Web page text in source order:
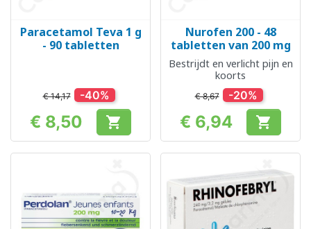
Paracetamol Teva 1 g
- 90 tabletten
€ 14,17 -40%
Prijs
€ 8,50 
Nurofen 200 - 48
tabletten van 200 mg
Bestrijdt en verlicht pijn en
koorts
€ 8,67 -20%
Prijs
€ 6,94 